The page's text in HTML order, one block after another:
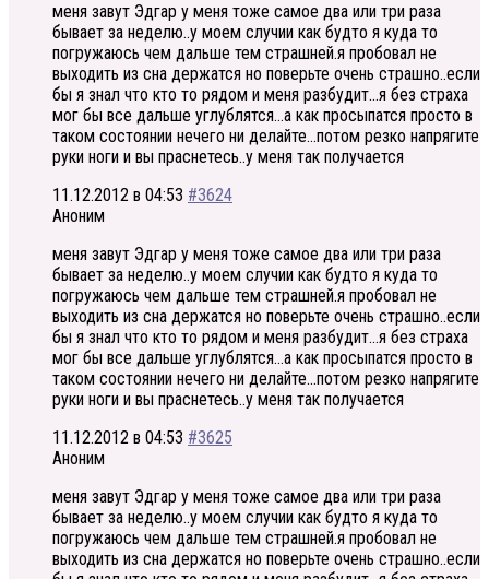
меня завут Эдгар у меня тоже самое два или три раза
бывает за неделю..у моем случии как будто я куда то
погружаюсь чем дальше тем страшней.я пробовал не
выходить из сна держатся но поверьте очень страшно..если
бы я знал что кто то рядом и меня разбудит…я без страха
мог бы все дальше углублятся…а как просыпатся просто в
таком состоянии нечего ни делайте…потом резко напрягите
руки ноги и вы праснетесь..у меня так получается
11.12.2012 в 04:53 #3624
Аноним
меня завут Эдгар у меня тоже самое два или три раза
бывает за неделю..у моем случии как будто я куда то
погружаюсь чем дальше тем страшней.я пробовал не
выходить из сна держатся но поверьте очень страшно..если
бы я знал что кто то рядом и меня разбудит…я без страха
мог бы все дальше углублятся…а как просыпатся просто в
таком состоянии нечего ни делайте…потом резко напрягите
руки ноги и вы праснетесь..у меня так получается
11.12.2012 в 04:53 #3625
Аноним
меня завут Эдгар у меня тоже самое два или три раза
бывает за неделю..у моем случии как будто я куда то
погружаюсь чем дальше тем страшней.я пробовал не
выходить из сна держатся но поверьте очень страшно..если